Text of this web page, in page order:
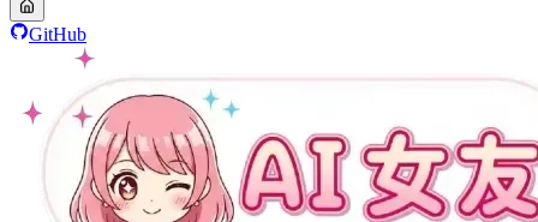
GitHub